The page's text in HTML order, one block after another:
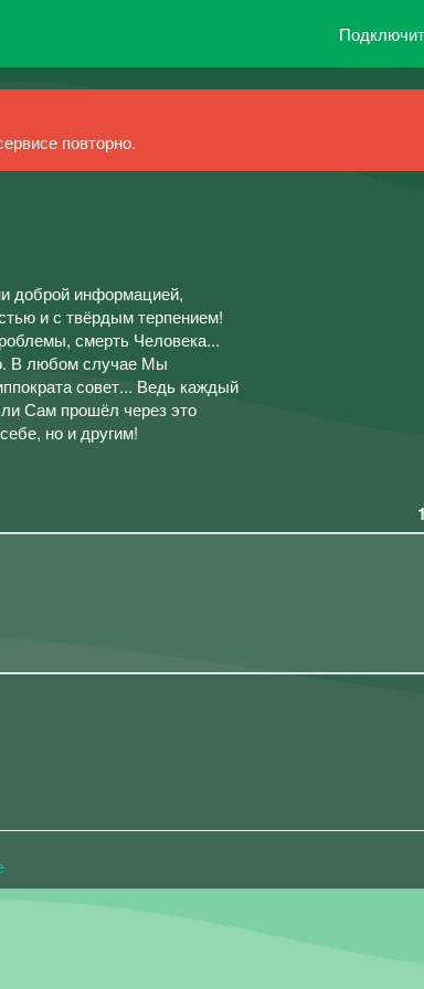
повторно.
доброй информацией,
и с твёрдым терпением!
смерть Человека...
В любом случае Мы
совет... Ведь каждый
Сам прошёл через это
но и другим!